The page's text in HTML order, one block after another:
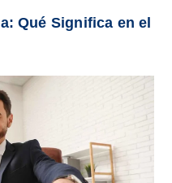
Qué Significa en el